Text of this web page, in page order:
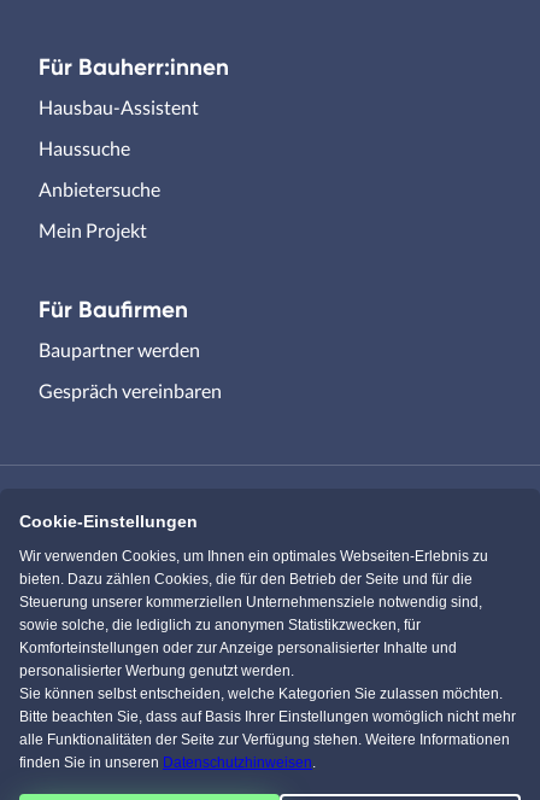
Für Bauherr:innen
Hausbau-Assistent
Haussuche
Anbietersuche
Mein Projekt
Für Baufirmen
Baupartner werden
Gespräch vereinbaren
Immowelt.de Bauen.de
Massivhaus.de Bungalow.de
Einfamilienhaus.de
Facebook
Pinterest
Instagram
YouTube
Cookie-Einstellungen
Wir verwenden Cookies, um Ihnen ein optimales Webseiten-Erlebnis zu
bieten. Dazu zählen Cookies, die für den Betrieb der Seite und für die
Steuerung unserer kommerziellen Unternehmensziele notwendig sind,
sowie solche, die lediglich zu anonymen Statistikzwecken, für
Komforteinstellungen oder zur Anzeige personalisierter Inhalte und
personalisierter Werbung genutzt werden.
Sie können selbst entscheiden, welche Kategorien Sie zulassen möchten.
Bitte beachten Sie, dass auf Basis Ihrer Einstellungen womöglich nicht mehr
alle Funktionalitäten der Seite zur Verfügung stehen. Weitere Informationen
finden Sie in unseren Datenschutzhinweisen.